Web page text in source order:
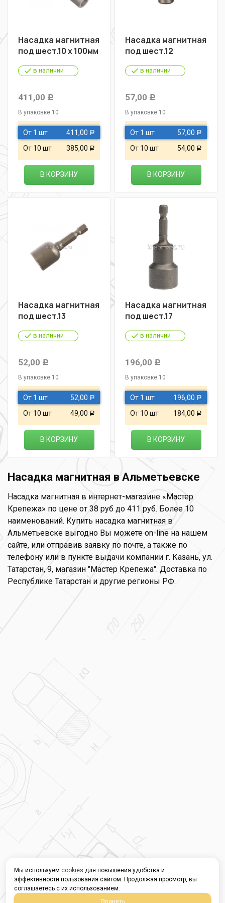
Насадка магнитная
под шест.10 х 100мм
в наличии
411,00 Р
В упаковке 10
От 1 шт 411,00 Р
От 10 шт 385,00 Р
В КОРЗИНУ
Насадка магнитная
под шест.12
в наличии
57,00 Р
В упаковке 10
От 1 шт 57,00 Р
От 10 шт 54,00 Р
В КОРЗИНУ
Насадка магнитная
под шест.13
в наличии
52,00 Р
В упаковке 10
От 1 шт 52,00 Р
От 10 шт 49,00 Р
В КОРЗИНУ
Насадка магнитная
под шест.17
в наличии
196,00 Р
В упаковке 10
От 1 шт 196,00 Р
От 10 шт 184,00 Р
В КОРЗИНУ
Насадка магнитная в Альметьевске
Насадка магнитная в интернет-магазине «Мастер
Крепежа» по цене от 38 руб до 411 руб. Более 10
наименований. Купить насадка магнитная в
Альметьевске выгодно Вы можете on-line на нашем
сайте, или отправив заявку по почте, а также по
телефону или в пункте выдачи компании г. Казань, ул.
Татарстан, 9, магазин "Мастер Крепежа". Доставка по
Республике Татарстан и другие регионы РФ.
Мы используем cookies для повышения удобства и
эффективности пользования сайтом. Продолжая просмотр, вы
соглашаетесь с их использованием.
Принять